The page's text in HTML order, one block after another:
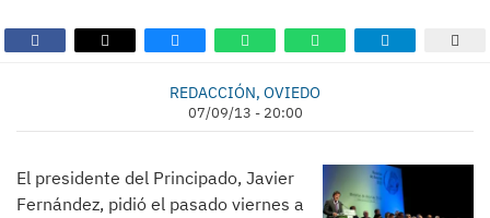
REDACCIÓN, OVIEDO
07/09/13 - 20:00
El presidente del Principado, Javier
Fernández, pidió el pasado viernes a